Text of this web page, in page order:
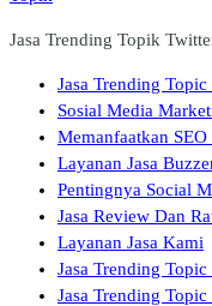
Jasa Trending Topik
Jasa Trending Topic
Sosial Media
Memanfaatkan
Layanan Jasa
Pentingnya Social
Jasa Review Dan
Layanan Jasa Kami
Jasa Trending Topic
Jasa Trending